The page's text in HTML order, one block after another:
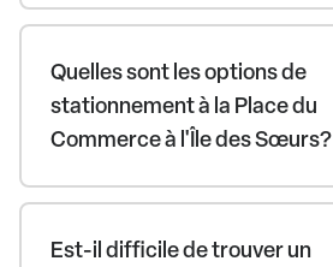
Quelles sont les options de
stationnement à la Place du
Commerce à l'Île des Sœurs?
Est-il difficile de trouver un